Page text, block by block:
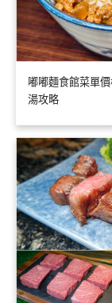
嘟嘟麵食館菜單
湯攻略